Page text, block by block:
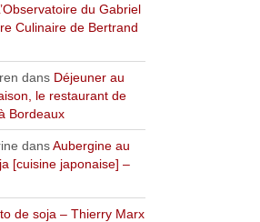
du Gabriel
Culinaire de Bertrand
dans Déjeuner au
le restaurant de
Bordeaux
dansAubergine au
[cuisine japonaise] –
de soja – Thierry Marx